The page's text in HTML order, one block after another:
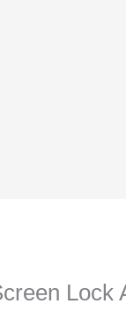
Lock